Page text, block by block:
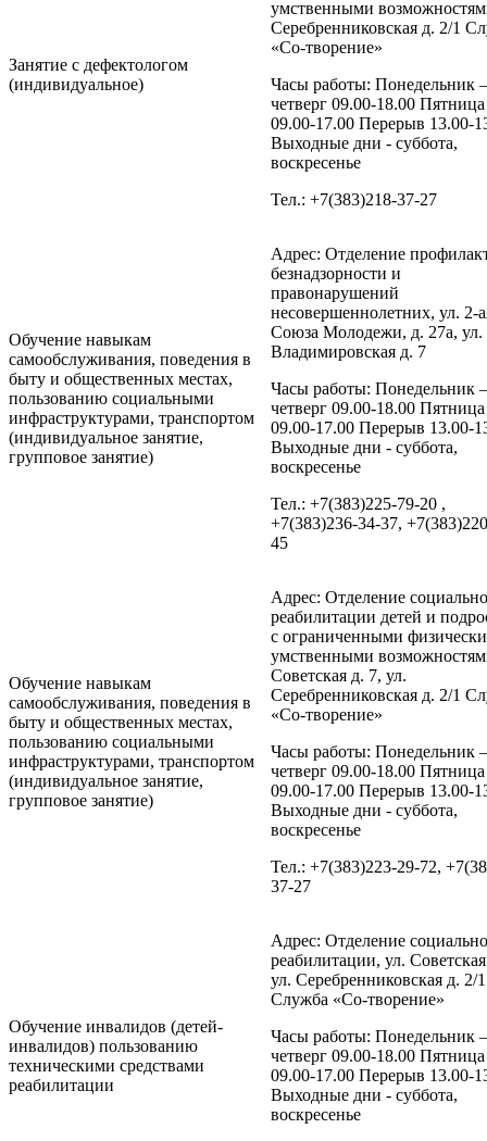
Занятие с дефектологом
(индивидуальное)
умственными
Серебренниковская д. 2/1
«Со-творение»
Часы работы: Понедельник –
четверг 09.00-18.00 Пятница
09.00-17.00 Перерыв 13.00-
Выходные дни - суббота,
воскресенье
Тел.: +7(383)218-37-27
Обучение навыкам
самообслуживания, поведения в
быту и общественных местах,
пользованию социальными
инфраструктурами, транспортом
(индивидуальное занятие,
групповое занятие)
Адрес: Отделение
безнадзорности и
правонарушений
несовершеннолетних, ул. 2-
Союза Молодежи, д. 27а, ул.
Владимировская д. 7
Часы работы: Понедельник –
четверг 09.00-18.00 Пятница
09.00-17.00 Перерыв 13.00-
Выходные дни - суббота,
воскресенье
Тел.: +7(383)225-79-20 ,
+7(383)236-34-37,
45
Обучение навыкам
самообслуживания, поведения в
быту и общественных местах,
пользованию социальными
инфраструктурами, транспортом
(индивидуальное занятие,
групповое занятие)
Адрес: Отделение
реабилитации детей и
с ограниченными
умственными
Советская д. 7, ул.
Серебренниковская д. 2/1
«Со-творение»
Часы работы: Понедельник –
четверг 09.00-18.00 Пятница
09.00-17.00 Перерыв 13.00-
Выходные дни - суббота,
воскресенье
Тел.: +7(383)223-29-72,
37-27
Обучение инвалидов (детей-
инвалидов) пользованию
техническими средствами
реабилитации
Адрес: Отделение
реабилитации, ул.
ул. Серебренниковская д. 2/1
Служба «Со-творение»
Часы работы: Понедельник –
четверг 09.00-18.00 Пятница
09.00-17.00 Перерыв 13.00-
Выходные дни - суббота,
воскресенье